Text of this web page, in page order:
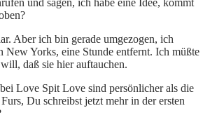
Aber ich bin gerade umgezogen, ich
New Yorks, eine Stunde entfernt. Ich müßte
daß sie hier auftauchen.
Love Spit Love sind persönlicher als die
Du schreibst jetzt mehr in der ersten